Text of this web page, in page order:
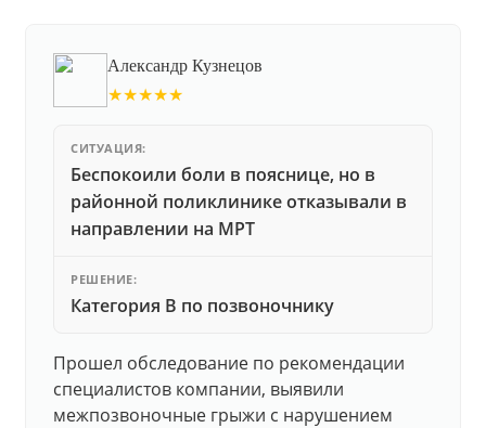
Александр Кузнецов
★★★★★
СИТУАЦИЯ:
Беспокоили боли в пояснице, но в
районной поликлинике отказывали в
направлении на МРТ
РЕШЕНИЕ:
Категория В по позвоночнику
Прошел обследование по рекомендации
специалистов компании, выявили
межпозвоночные грыжи с нарушением